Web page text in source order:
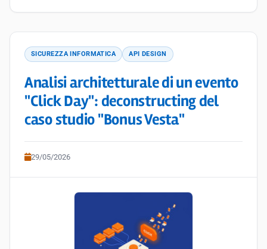
SICUREZZA INFORMATICA API DESIGN
Analisi architetturale di un evento
"Click Day": deconstructing del
caso studio "Bonus Vesta"
29/05/2026